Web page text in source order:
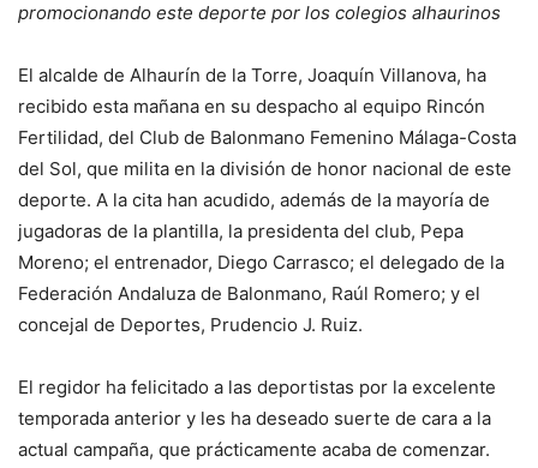
promocionando este deporte por los colegios alhaurinos
El alcalde de Alhaurín de la Torre, Joaquín Villanova, ha
recibido esta mañana en su despacho al equipo Rincón
Fertilidad, del Club de Balonmano Femenino Málaga-Costa
del Sol, que milita en la división de honor nacional de este
deporte. A la cita han acudido, además de la mayoría de
jugadoras de la plantilla, la presidenta del club, Pepa
Moreno; el entrenador, Diego Carrasco; el delegado de la
Federación Andaluza de Balonmano, Raúl Romero; y el
concejal de Deportes, Prudencio J. Ruiz.
El regidor ha felicitado a las deportistas por la excelente
temporada anterior y les ha deseado suerte de cara a la
actual campaña, que prácticamente acaba de comenzar.